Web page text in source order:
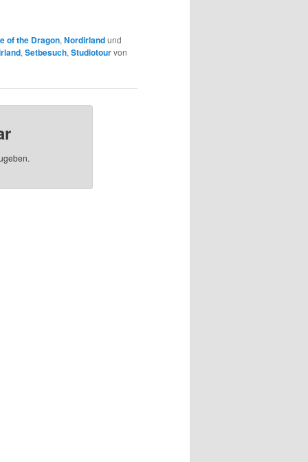
of the Dragon, Nordirlandund
, Setbesuch, Studiotourvon